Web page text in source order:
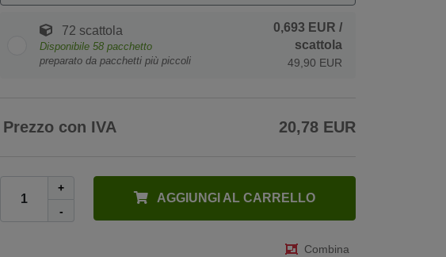
72 scattola
Disponibile 58 pacchetto
preparato da pacchetti più piccoli
0,693 EUR /
scattola
49,90 EUR
Prezzo con IVA 20,78 EUR
+
-
AGGIUNGI AL CARRELLO
Combina